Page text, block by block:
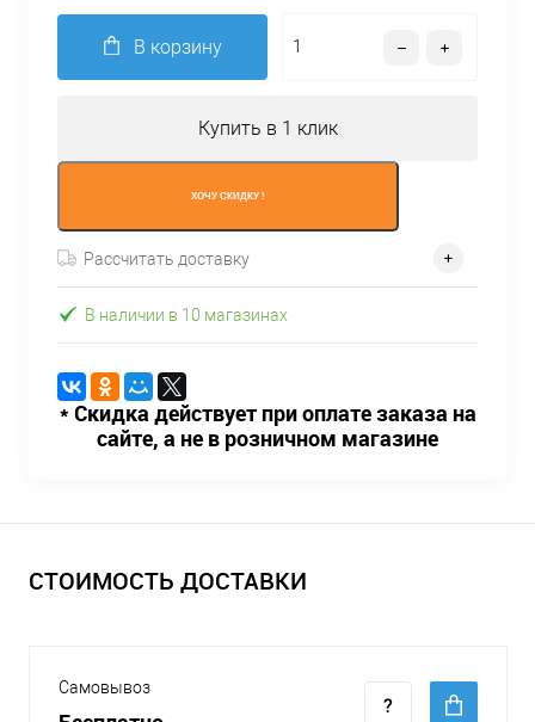
В корзину
Купить в 1 клик
ХОЧУ СКИДКУ !
Рассчитать доставку
В наличии в 10 магазинах
* Скидка действует при оплате заказа на
сайте, а не в розничном магазине
СТОИМОСТЬ ДОСТАВКИ
Самовывоз